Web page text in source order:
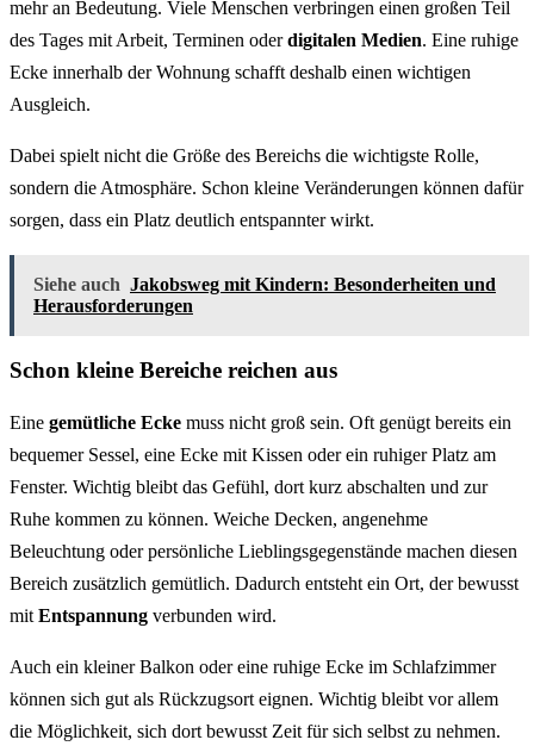
mehr an Bedeutung. Viele Menschen verbringen einen großen Teil
des Tages mit Arbeit, Terminen oderdigitalen Medien. Eine ruhige
Ecke innerhalb der Wohnung schafft deshalb einen wichtigen
Ausgleich.
Dabei spielt nicht die Größe des Bereichs die wichtigste Rolle,
sondern die Atmosphäre. Schon kleine Veränderungen können dafür
sorgen, dass ein Platz deutlich entspannter wirkt.
Siehe auch Jakobsweg mit Kindern: Besonderheiten und
Herausforderungen
Schon kleine Bereiche reichen aus
Eine gemütliche Ecke muss nicht groß sein. Oft genügt bereits ein
bequemer Sessel, eine Ecke mit Kissen oder ein ruhiger Platz am
Fenster. Wichtig bleibt das Gefühl, dort kurz abschalten und zur
Ruhe kommen zu können. Weiche Decken, angenehme
Beleuchtung oder persönliche Lieblingsgegenstände machen diesen
Bereich zusätzlich gemütlich. Dadurch entsteht ein Ort, der bewusst
mit Entspannung verbunden wird.
Auch ein kleiner Balkon oder eine ruhige Ecke im Schlafzimmer
können sich gut als Rückzugsort eignen. Wichtig bleibt vor allem
die Möglichkeit, sich dort bewusst Zeit für sich selbst zu nehmen.